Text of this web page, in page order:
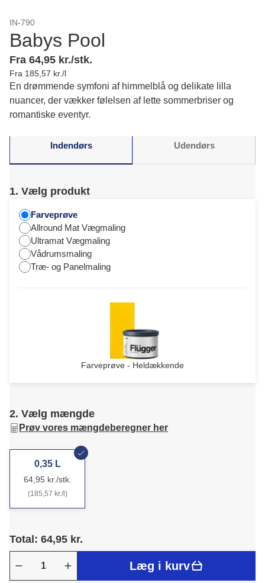
IN-790
Babys Pool
Fra 64,95 kr./stk.
Fra 185,57 kr./l
En drømmende symfoni af himmelblå og delikate lilla
nuancer, der vækker følelsen af lette sommerbriser og
romantiske eventyr.
Indendørs Udendørs
1. Vælg produkt
Farveprøve
Allround Mat Vægmaling
Ultramat Vægmaling
Vådrumsmaling
Træ- og Panelmaling
Farveprøve - Heldækkende
2. Vælg mængde
Prøv vores mængdeberegner her
0,35 L
64,95 kr./stk.
(185,57 kr./l)
Total: 64,95 kr.
Læg i kurv